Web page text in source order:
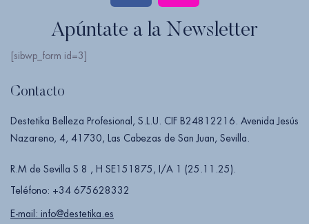
Apúntate a la Newsletter
[sibwp_form id=3]
Contacto
Destetika Belleza Profesional, S.L.U. CIF B24812216. Avenida Jesús
Nazareno, 4, 41730, Las Cabezas de San Juan, Sevilla.
R.M de Sevilla S 8 , H SE151875, I/A 1 (25.11.25).
Teléfono: +34 675628332
E-mail: info@destetika.es